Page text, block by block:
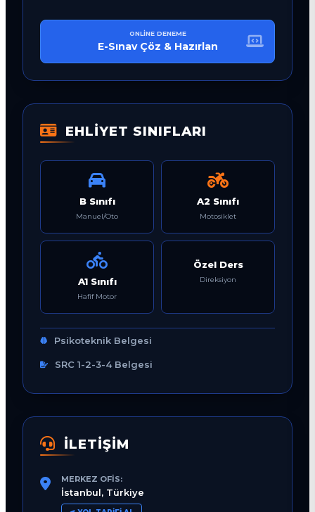
ONLINE DENEME
E-Sınav Çöz & Hazırlan
EHLİYET SINIFLARI
B Sınıfı
Manuel/Oto
A2 Sınıfı
Motosiklet
A1 Sınıfı
Hafif Motor
Özel Ders
Direksiyon
Psikoteknik Belgesi
SRC 1-2-3-4 Belgesi
İLETİŞİM
MERKEZ OFIS:
İstanbul, Türkiye